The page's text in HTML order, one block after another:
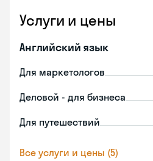
Услуги и цены
Английский язык
Для маркетологов
Деловой - для бизнеса
Для путешествий
Все услуги и цены (5)